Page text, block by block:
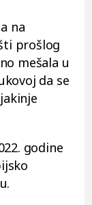
na
prošlog
mešala u
da se
godine